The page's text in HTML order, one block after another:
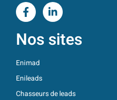
Nos sites
Enimad
Enileads
Chasseurs de leads